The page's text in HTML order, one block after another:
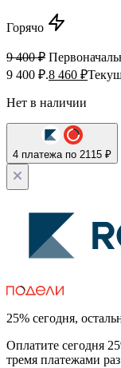
Горячо
9 400₽
9 400 ₽.8 460 ₽
Нет в наличии
4 платежа по 2115 ₽
25% сегодня,
Оплатите сегодня
тремя платежами